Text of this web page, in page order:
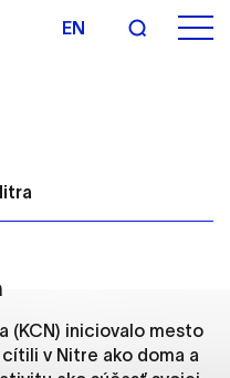
EN
(KCN) iniciovalo mesto
v Nitre ako doma a
o vašej aktivite a
k tomu, aby
chcete povoliť